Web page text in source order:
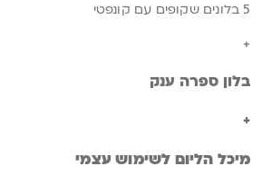
5 בלונים שקופים עם קונפטי
+
בלון ספרה ענק
+
מיכל הליום לשימוש עצמי